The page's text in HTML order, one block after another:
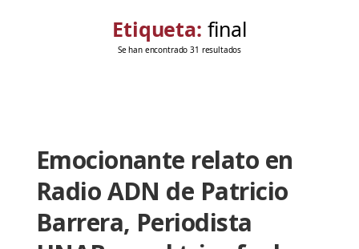
Etiqueta: final
Se han encontrado 31 resultados
Emocionante relato en
Radio ADN de Patricio
Barrera, Periodista